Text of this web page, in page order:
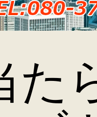
た